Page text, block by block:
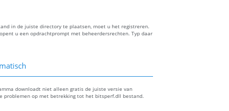
in de juiste directory te plaatsen, moet u het registreren.
u een opdrachtprompt met beheerdersrechten. Typ daar
downloadt niet alleen gratis de juiste versie van
op met betrekking tot het bitsperf.dll bestand.